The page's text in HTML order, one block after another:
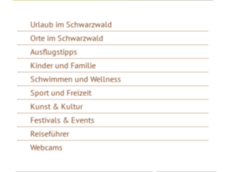
Urlaub im Schwarzwald
Orte im Schwarzwald
Ausflugstipps
Kinder und Familie
Schwimmen und Wellness
Sport und Freizeit
Kunst & Kultur
Festivals & Events
Reiseführer
Webcams